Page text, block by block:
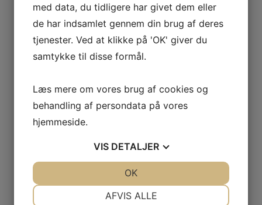
med data, du tidligere har givet dem eller
de har indsamlet gennem din brug af deres
tjenester. Ved at klikke på 'OK' giver du
samtykke til disse formål.
Læs mere om vores brug af cookies og
behandling af persondata på vores
hjemmeside.
VIS DETALJER
AFVIS ALLE
OK